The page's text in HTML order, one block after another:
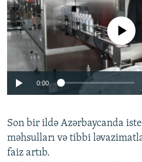
Auto 240p
No media source
0:00
Son bir ildə Azərbaycanda
məhsulları və tibbi
faiz artıb.